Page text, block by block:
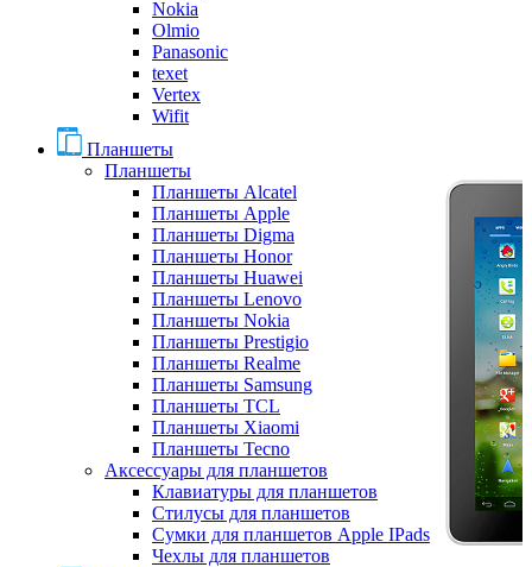
Nokia
Olmio
Panasonic
texet
Vertex
Wifit
Планшеты
Планшеты
Планшеты Alcatel
Планшеты Apple
Планшеты Digma
Планшеты Honor
Планшеты Huawei
Планшеты Lenovo
Планшеты Nokia
Планшеты Prestigio
Планшеты Realme
Планшеты Samsung
Планшеты TCL
Планшеты Xiaomi
Планшеты Tecno
Аксессуары для планшетов
Клавиатуры для планшетов
Стилусы для планшетов
Сумки для планшетов Apple IPads
Чехлы для планшетов